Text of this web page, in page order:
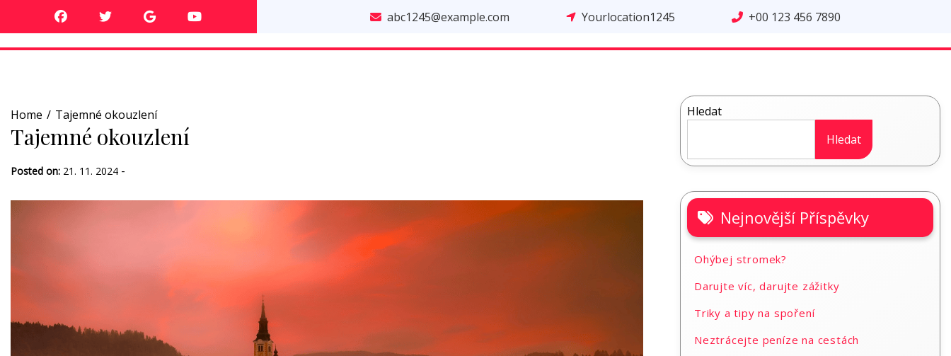
abc1245@example.com Yourlocation1245 +00 123 456 7890
Home Tajemné okouzlení
Tajemné okouzlení
Posted on: 21. 11. 2024 -
Hledat
Hledat
Nejnovější Příspěvky
Ohýbej stromek?
Darujte víc, darujte zážitky
Triky a tipy na spoření
Neztrácejte peníze na cestách